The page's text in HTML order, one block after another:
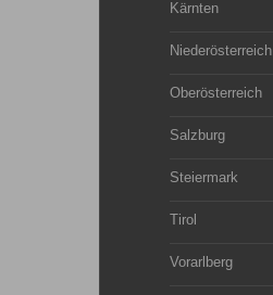
Kärnten
Niederösterreich
Oberösterreich
Salzburg
Steiermark
Tirol
Vorarlberg